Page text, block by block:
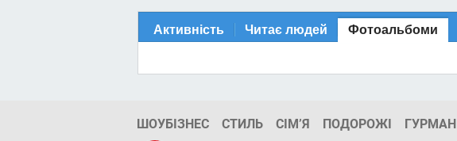
Активність Читає людей Фотоальбоми
ШОУБІЗНЕС СТИЛЬ СІМ’Я ПОДОРОЖІ ГУРМАН